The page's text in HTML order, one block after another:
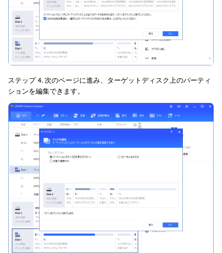
ステップ 4. 次のページに進み、ターゲットディスク上のパーティ
ションを編集できます。